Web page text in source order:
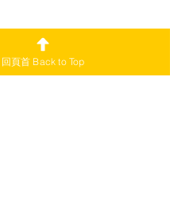
回頁首 Back to Top